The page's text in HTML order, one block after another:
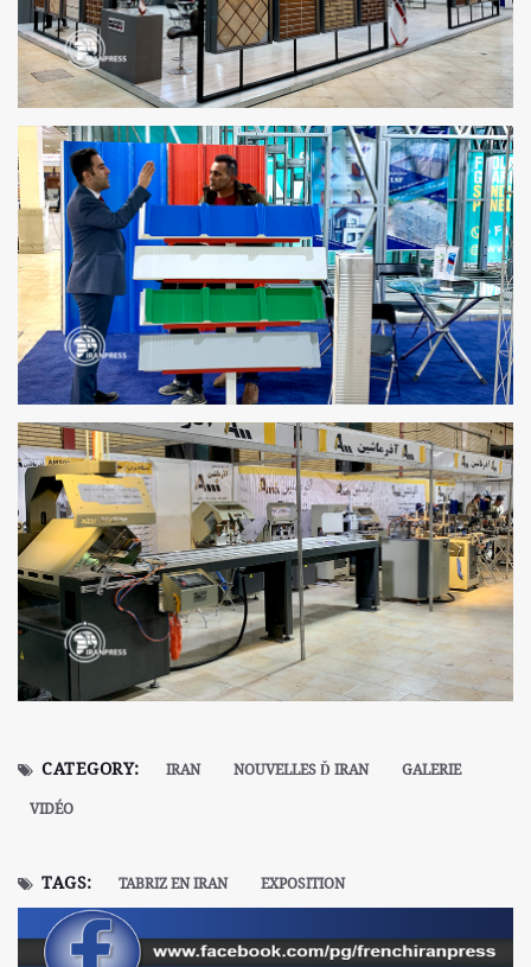
CATEGORY: IRAN NOUVELLES Ď IRAN
GALERIE
VIDÉO
TAGS: TABRIZ EN IRAN EXPOSITION